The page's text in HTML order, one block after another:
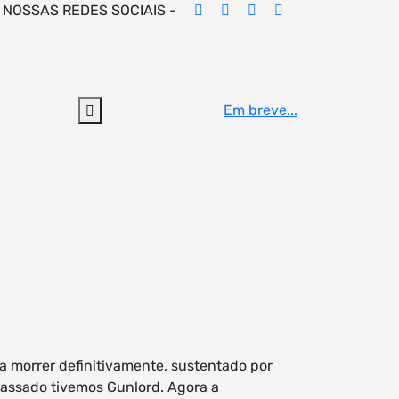
REDES SOCIAIS -
Em breve...
morrer definitivamente, sustentado por
tivemos Gunlord. Agora a